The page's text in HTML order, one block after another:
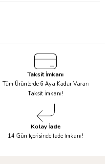
Taksit İmkanı
Tüm Ürünlerde 6 Aya Kadar Varan
Taksit İmkanı!
Kolay İade
14 Gün İçerisinde İade İmkanı!